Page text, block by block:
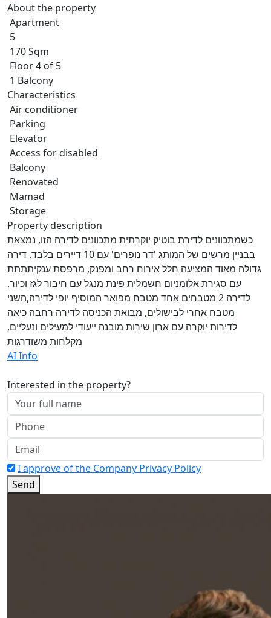
About the property
Apartment
5
170 Sqm
Floor 4 of 5
1 Balcony
Characteristics
Air conditioner
Parking
Elevator
Access for disabled
Balcony
Renovated
Mamad
Storage
Property description
כשמתכוונים לדירת בוטיק יוקרתית מתכוונים לדירה הזו, נמצאת
בבניין מרשים של המותג 'דר נופרים' עם 10 דיירים בלבד. דירה
גדולה מאוד המציעה חלל אירוח רחב ומפנק, מרפסת ענקיתתתת
עם סגירת אלומניום חשמלית פינת מנגל עם חיבור לגז וכיור.
לדירה 2 מטבחים אחד מטבח מפואר המוסיף יופי לדירה,השני
מטבח אחרי לבישולים, מבואת הכניסה לדירה רחבה כיאה
לדירות יוקרה עם ארון שירות מובנה ייעודי למעילים ונעליים,
מקלחות משודרגות
AI Info
Interested in the property?
I approve of the Company Privacy Policy
Send